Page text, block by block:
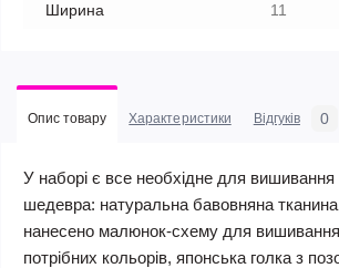
Ширина 11
Опис товару Характеристики Відгуків 0
У наборі є все необхідне для вишивання
шедевра: натуральна бавовняна
нанесено малюнок-схему для
потрібних кольорів, японська голка з